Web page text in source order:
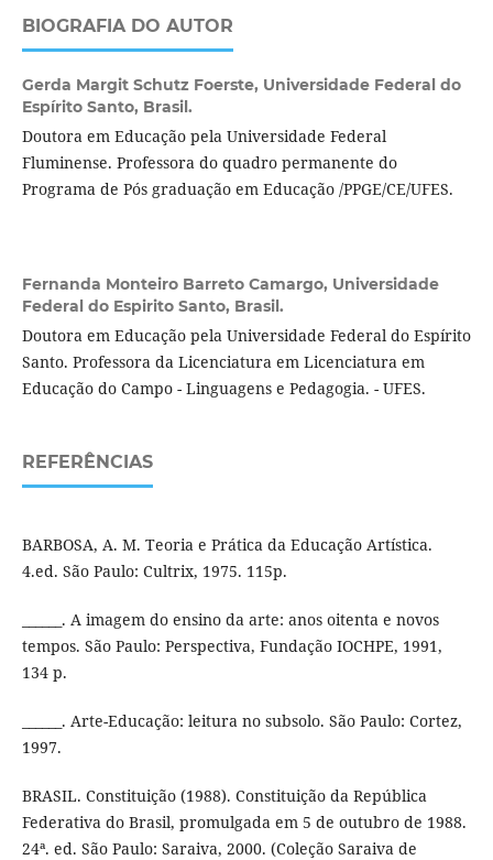
BIOGRAFIA DO AUTOR
Gerda Margit Schutz Foerste, Universidade Federal do
Espírito Santo, Brasil.
Doutora em Educação pela Universidade Federal
Fluminense. Professora do quadro permanente do
Programa de Pós graduação em Educação /PPGE/CE/UFES.
Fernanda Monteiro Barreto Camargo, Universidade
Federal do Espirito Santo, Brasil.
Doutora em Educação pela Universidade Federal do Espírito
Santo. Professora da Licenciatura em Licenciatura em
Educação do Campo - Linguagens e Pedagogia. - UFES.
REFERÊNCIAS
BARBOSA, A. M. Teoria e Prática da Educação Artística.
4.ed. São Paulo: Cultrix, 1975. 115p.
______. A imagem do ensino da arte: anos oitenta e novos
tempos. São Paulo: Perspectiva, Fundação IOCHPE, 1991,
134 p.
______. Arte-Educação: leitura no subsolo. São Paulo: Cortez,
1997.
BRASIL. Constituição (1988). Constituição da República
Federativa do Brasil, promulgada em 5 de outubro de 1988.
24ª. ed. São Paulo: Saraiva, 2000. (Coleção Saraiva de